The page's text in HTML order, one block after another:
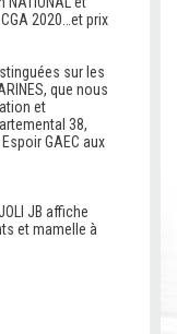
2020…et prix
sur les
que nous
et
38,
GAEC aux
JB affiche
et mamelle à